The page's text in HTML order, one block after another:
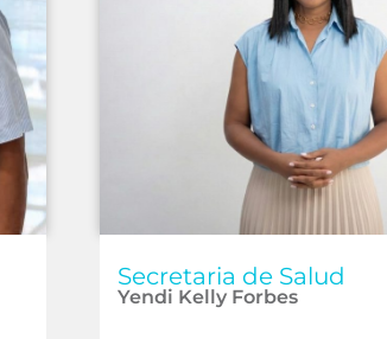
Secretaria de Salud
Yendi Kelly Forbes